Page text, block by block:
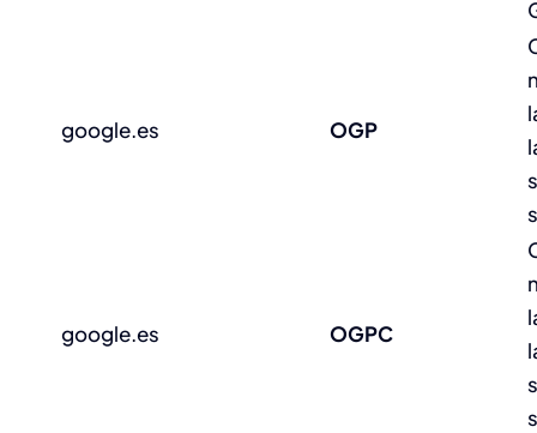
google.es OGP
google.es OGPC